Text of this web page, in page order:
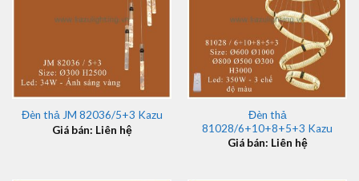
Đèn thả JM 82036/5+3 Kazu
Giá bán: Liên hệ
Đèn thả
81028/6+10+8+5+3 Kazu
Giá bán: Liên hệ